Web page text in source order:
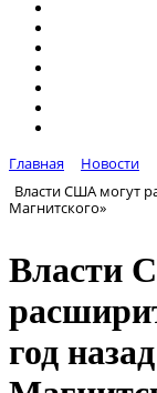
Главная
Новости
Власти США могут
Магнитского»
Власти
год